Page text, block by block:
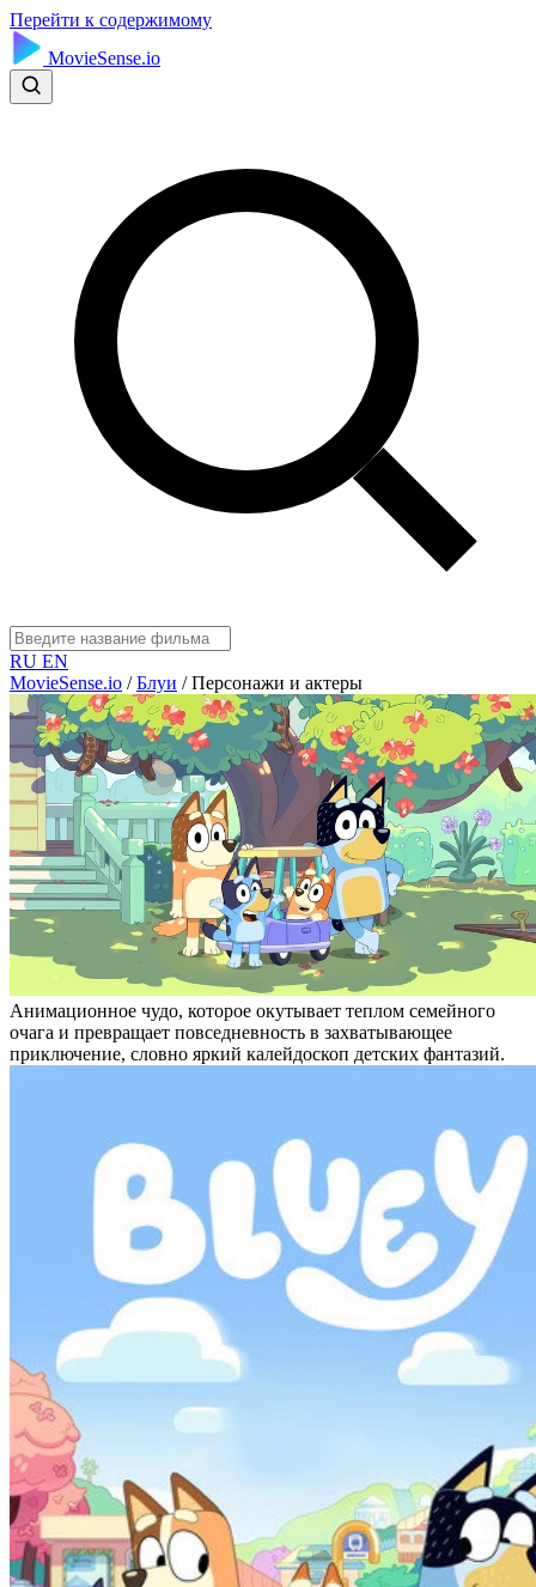
Перейти к содержимому
MovieSense.io
RU EN
MovieSense.io / Блуи / Персонажи и актеры
Анимационное чудо, которое окутывает теплом семейного
очага и превращает повседневность в захватывающее
приключение, словно яркий калейдоскоп детских фантазий.